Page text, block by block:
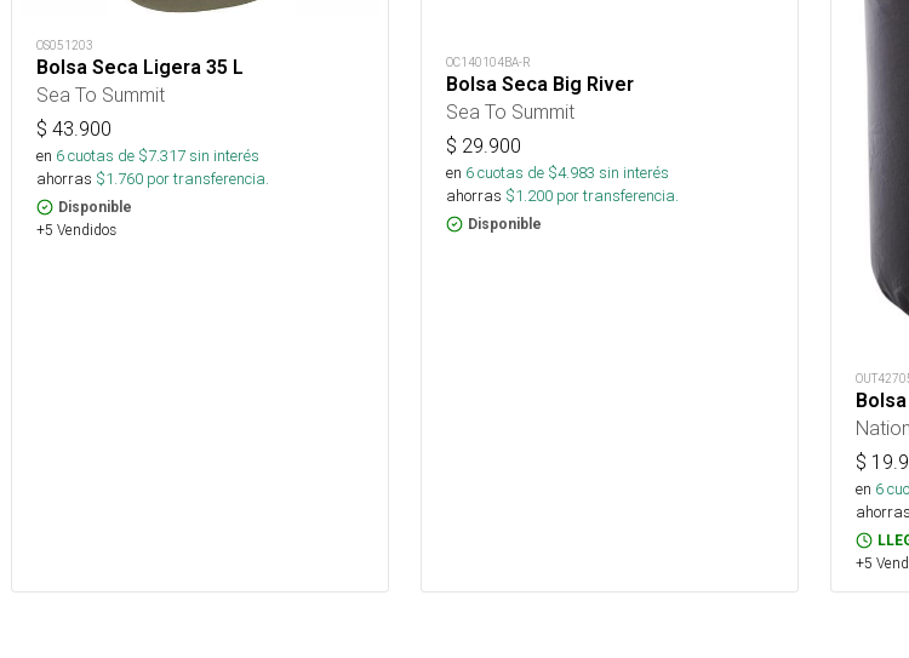
OS051203
Bolsa Seca Ligera 35 L
Sea To Summit
$ 43.900
en 6cuotas de $7.317sin interés
ahorras $1.760 por transferencia.
Disponible
+5 Vendidos
OC140104BA-R
Bolsa Seca Big River
Sea To Summit
$ 29.900
en 6cuotas de $4.983 sin interés
ahorras $1.200 por transferencia.
Disponible
$
en 6
ahorras
+5